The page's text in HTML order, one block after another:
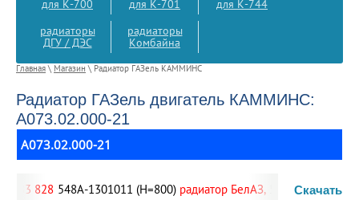
для К-700
для К-701
для К-744
радиаторы
ДГУ / ДЭС
радиаторы
Комбайна
Главная\ Магазин \ Радиатор ГАЗель КАММИНС
Радиатор ГАЗель двигатель КАММИНС:
А073.02.000-21
А073.02.000-21
828 548А-1301011 (Н=800)радиатор БелАЗ,548А-1301011
Скачать